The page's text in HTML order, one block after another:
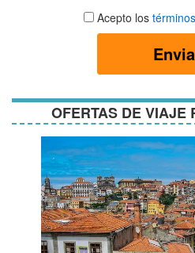
Aceptar
términos
Acepto los
OFERTAS DE VIAJE